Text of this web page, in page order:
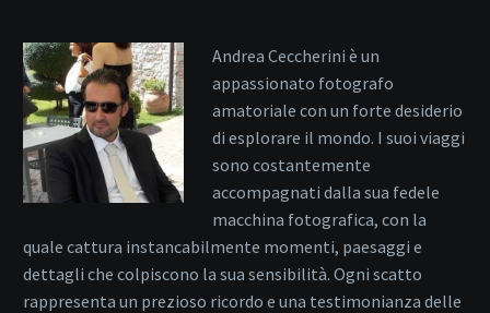
Andrea Ceccherini è un
appassionato fotografo
amatoriale con un forte desiderio
di esplorare il mondo. I suoi viaggi
sono costantemente
accompagnati dalla sua fedele
macchina fotografica, con la
quale cattura instancabilmente momenti, paesaggi e
dettagli che colpiscono la sua sensibilità. Ogni scatto
rappresenta un prezioso ricordo e una testimonianza delle